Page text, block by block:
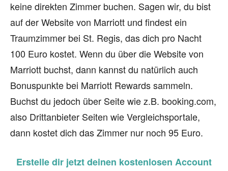
keine direkten Zimmer buchen. Sagen wir, du bist
auf der Website von Marriott und findest ein
Traumzimmer bei St. Regis, das dich pro Nacht
100 Euro kostet. Wenn du über die Website von
Marriott buchst, dann kannst du natürlich auch
Bonuspunkte bei Marriott Rewards sammeln.
Buchst du jedoch über Seite wie z.B. booking.com,
also Drittanbieter Seiten wie Vergleichsportale,
dann kostet dich das Zimmer nur noch 95 Euro.
Erstelle dir jetzt deinen kostenlosen Account